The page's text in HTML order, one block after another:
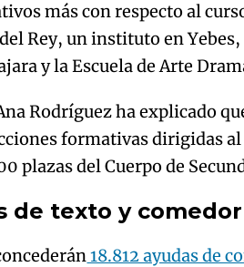
más con respecto al
Rey, un instituto en
y la Escuela de Arte
Rodríguez ha explicado
formativas dirigidas al
plazas del Cuerpo de
de texto y comedor
18.812 ayudas de